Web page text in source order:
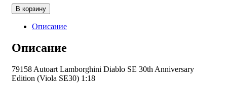
Количество
товара
79158
Lamborghini
Diablo
30th
Anniversary
В корзину
Описание
Описание
79158 Autoart Lamborghini Diablo SE 30th Anniversary
Edition (Viola SE30) 1:18